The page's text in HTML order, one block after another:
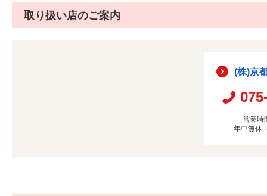
取り扱い店のご案内
(株)京
営業時
年中無休